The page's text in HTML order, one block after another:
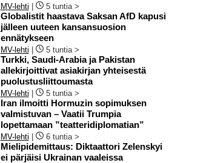
MV-lehti 5 tuntia >
Globalistit haastava Saksan AfD kapusi
jälleen uuteen kansansuosion
ennätykseen
MV-lehti 5 tuntia >
Turkki, Saudi-Arabia ja Pakistan
allekirjoittivat asiakirjan yhteisestä
puolustusliittoumasta
MV-lehti 5 tuntia >
Iran ilmoitti Hormuzin sopimuksen
valmistuvan – Vaatii Trumpia
lopettamaan ”teatteridiplomatian”
MV-lehti 6 tuntia >
Mielipidemittaus: Diktaattori Zelenskyi
ei pärjäisi Ukrainan vaaleissa